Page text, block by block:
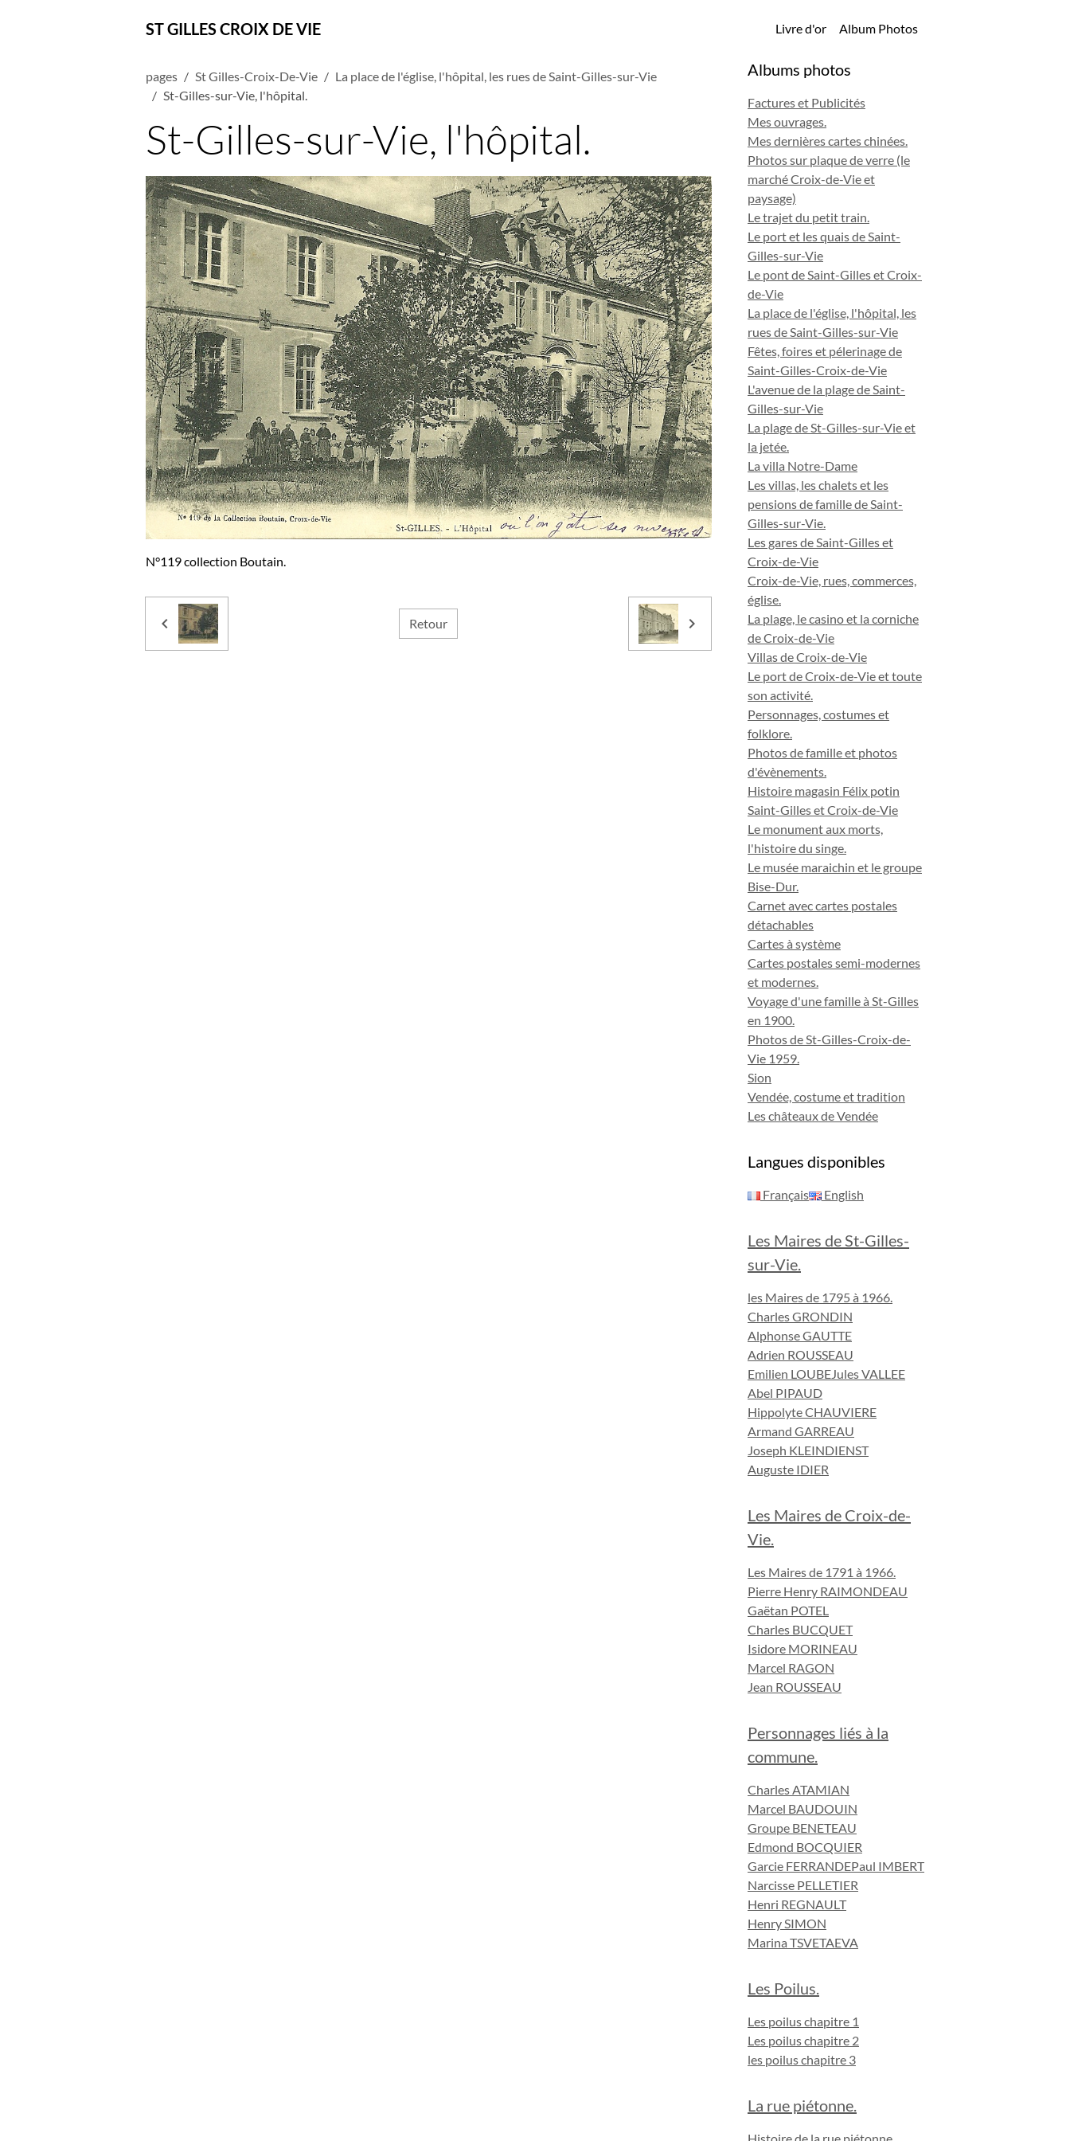
ST GILLES CROIX DE VIE Livre d'or Album Photos
pages St Gilles-Croix-De-Vie
La place de l'église, l'hôpital, les rues de Saint-Gilles-sur-Vie
St-Gilles-sur-Vie, l'hôpital.
St-Gilles-sur-Vie, l'hôpital.
N°119 collection Boutain.
Retour
Albums photos
Factures et Publicités
Mes ouvrages.
Mes dernières cartes chinées.
Photos sur plaque de verre (le
marché Croix-de-Vie et
paysage)
Le trajet du petit train.
Le port et les quais de Saint-
Gilles-sur-Vie
Le pont de Saint-Gilles et Croix-
de-Vie
La place de l'église, l'hôpital, les
rues de Saint-Gilles-sur-Vie
Fêtes, foires et pélerinage de
Saint-Gilles-Croix-de-Vie
L'avenue de la plage de Saint-
Gilles-sur-Vie
La plage de St-Gilles-sur-Vie et
la jetée.
La villa Notre-Dame
Les villas, les chalets et les
pensions de famille de Saint-
Gilles-sur-Vie.
Les gares de Saint-Gilles et
Croix-de-Vie
Croix-de-Vie, rues, commerces,
église.
La plage, le casino et la corniche
de Croix-de-Vie
Villas de Croix-de-Vie
Le port de Croix-de-Vie et toute
son activité.
Personnages, costumes et
folklore.
Photos de famille et photos
d'évènements.
Histoire magasin Félix potin
Saint-Gilles et Croix-de-Vie
Le monument aux morts,
l'histoire du singe.
Le musée maraichin et le groupe
Bise-Dur.
Carnet avec cartes postales
détachables
Cartes à système
Cartes postales semi-modernes
et modernes.
Voyage d'une famille à St-Gilles
en 1900.
Photos de St-Gilles-Croix-de-
Vie 1959.
Sion
Vendée, costume et tradition
Les châteaux de Vendée
Langues disponibles
Français English
Les Maires de St-Gilles-
sur-Vie.
les Maires de 1795 à 1966.
Charles GRONDIN
Alphonse GAUTTE
Adrien ROUSSEAU
Emilien LOUBEJules VALLEE
Abel PIPAUD
Hippolyte CHAUVIERE
Armand GARREAU
Joseph KLEINDIENST
Auguste IDIER
Les Maires de Croix-de-
Vie.
Les Maires de 1791 à 1966.
Pierre Henry RAIMONDEAU
Gaëtan POTEL
Charles BUCQUET
Isidore MORINEAU
Marcel RAGON
Jean ROUSSEAU
Personnages liés à la
commune.
Charles ATAMIAN
Marcel BAUDOUIN
Groupe BENETEAU
Edmond BOCQUIER
Garcie FERRANDEPaul IMBERT
Narcisse PELLETIER
Henri REGNAULT
Henry SIMON
Marina TSVETAEVA
Les Poilus.
Les poilus chapitre 1
Les poilus chapitre 2
les poilus chapitre 3
La rue piétonne.